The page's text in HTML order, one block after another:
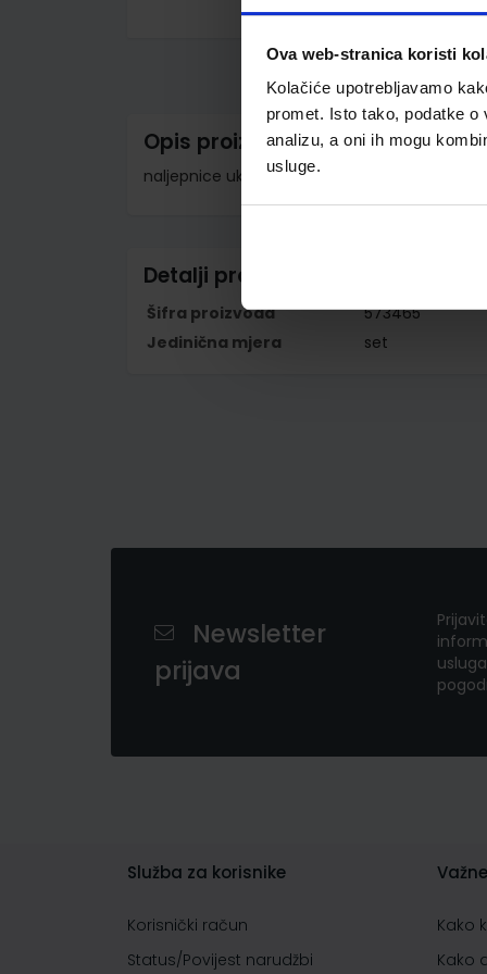
Ova web-stranica koristi
Kolačiće upotrebljavamo
promet. Isto tako, podatke
analizu, a oni ih mogu
usluge.
gallery
Opis proizvoda
naljepnice ukrasne; 1 list
Detalji proizvoda
Šifra proizvoda
573465
Jedinična mjera
set
Newsletter
prijava
Služba za korisnike
Korisnički račun
Status/Povijest narudžbi
Kako
Kako